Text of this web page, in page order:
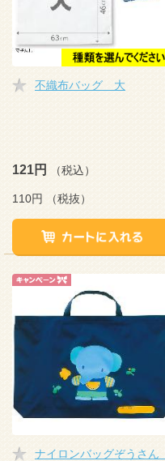
不織布バッグ 大
121円 （税込）
110円 （税抜）
ナイロンバッグぞうさん